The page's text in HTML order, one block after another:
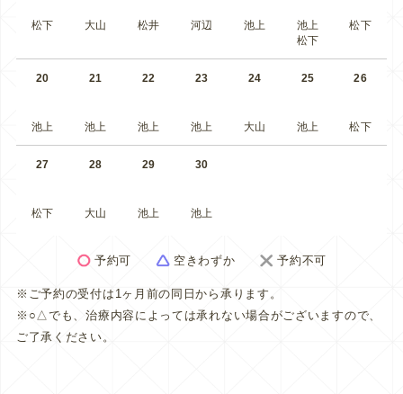
松下 大山 松井 河辺 池上
池上
松下
松下
20
池上
21
池上
22
池上
23
池上
24
大山
25
池上
26
松下
27
松下
28
大山
29
池上
30
池上
予約可 空きわずか 予約不可
※ご予約の受付は1ヶ月前の同日から承ります。
※○△でも、治療内容によっては承れない場合がございますので、
ご了承ください。